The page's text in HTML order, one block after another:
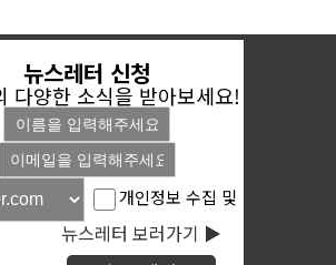
뉴스레터 신청
다양한 소식을 받아보세요!
개인정보 수집 및
뉴스레터 보러가기 ▶